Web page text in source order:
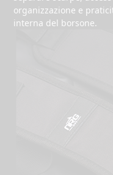
organizzazione e
interna del borsone.